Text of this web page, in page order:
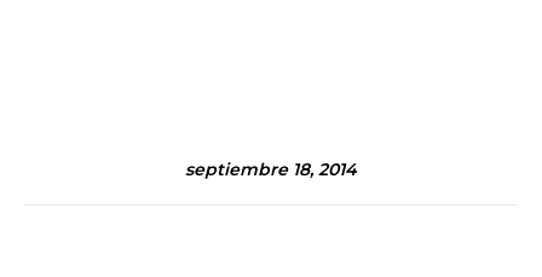
septiembre 18, 2014